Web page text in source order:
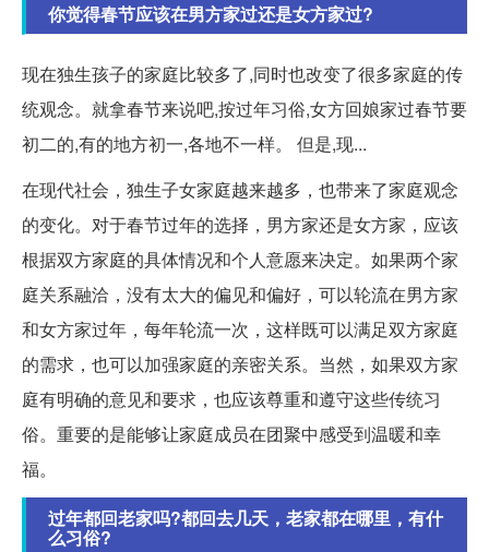
你觉得春节应该在男方家过还是女方家过?
现在独生孩子的家庭比较多了,同时也改变了很多家庭的传
统观念。就拿春节来说吧,按过年习俗,女方回娘家过春节要
初二的,有的地方初一,各地不一样。 但是,现...
在现代社会，独生子女家庭越来越多，也带来了家庭观念
的变化。对于春节过年的选择，男方家还是女方家，应该
根据双方家庭的具体情况和个人意愿来决定。如果两个家
庭关系融洽，没有太大的偏见和偏好，可以轮流在男方家
和女方家过年，每年轮流一次，这样既可以满足双方家庭
的需求，也可以加强家庭的亲密关系。当然，如果双方家
庭有明确的意见和要求，也应该尊重和遵守这些传统习
俗。重要的是能够让家庭成员在团聚中感受到温暖和幸
福。
过年都回老家吗?都回去几天，老家都在哪里，有什
么习俗?